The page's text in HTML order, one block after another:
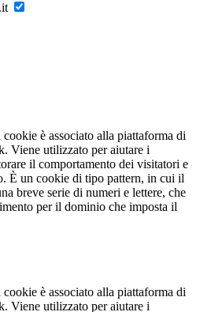
è associato alla piattaforma di
Viene utilizzato per aiutare i
il comportamento dei visitatori e
È un cookie di tipo pattern, in cui il
breve serie di numeri e lettere, che
per il dominio che imposta il
è associato alla piattaforma di
Viene utilizzato per aiutare i